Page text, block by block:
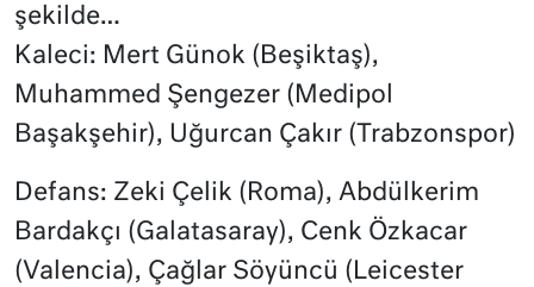
şekilde…
Kaleci: Mert Günok (Beşiktaş),
Muhammed Şengezer (Medipol
Başakşehir), Uğurcan Çakır (Trabzonspor)
Defans: Zeki Çelik (Roma), Abdülkerim
Bardakçı (Galatasaray), Cenk Özkacar
(Valencia), Çağlar Söyüncü (Leicester